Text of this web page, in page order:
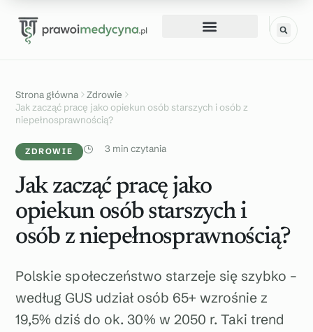
Strona główna
Zdrowie
Jak zacząć pracę jako opiekun osób starszych i osób z
niepełnosprawnością?
ZDROWIE 3 min czytania
Jak zacząć pracę jako
opiekun osób starszych i
osób z niepełnosprawnością?
Polskie społeczeństwo starzeje się szybko –
według GUS udział osób 65+ wzrośnie z
19,5% dziś do ok. 30% w 2050 r. Taki trend